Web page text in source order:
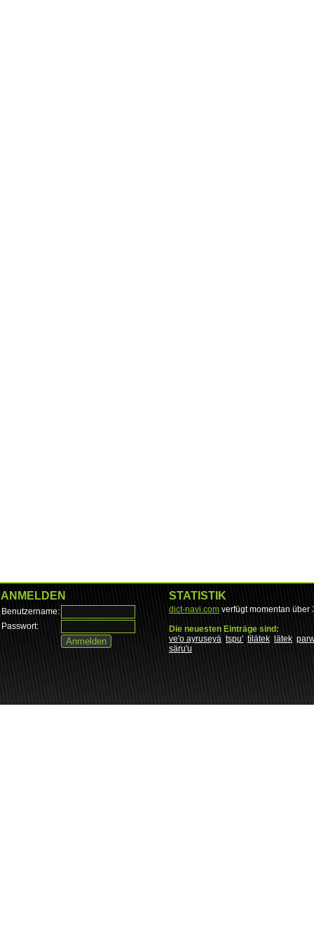
ANMELDEN
Benutzername:
Passwort:
STATISTIK
dict-navi.com verfügt momentan über
Die neuesten Einträge sind:
ve'o ayruseyä tspu' tìlätek lätek
säru'u